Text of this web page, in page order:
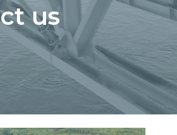
us